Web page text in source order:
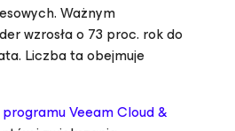
Ważnym
wzrosła o 73 proc. rok do
Liczba ta obejmuje
programu Veeam Cloud &